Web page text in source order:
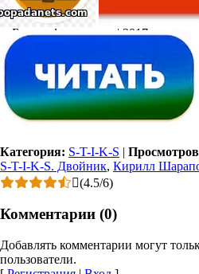
Боевая фантастика | 2017 г.
Категория: S-T-I-K-S |
S-T-I-K-S. Двойник, Кирилл
(4.5/6)
Комментарии (0)
Добавлять комментарии могут
пользователи.